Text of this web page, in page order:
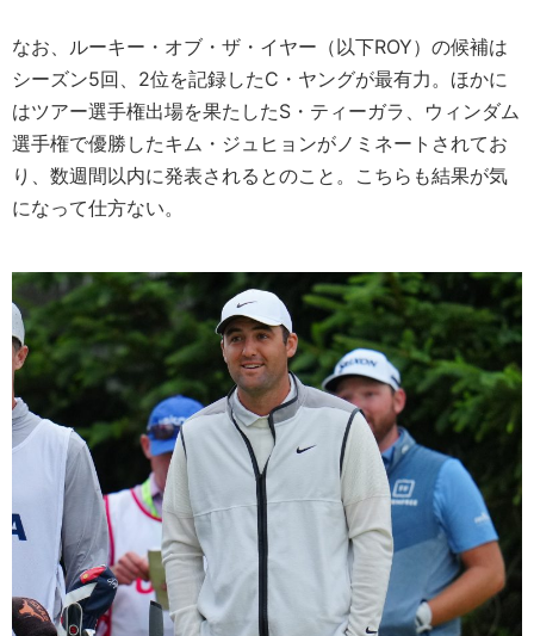
なお、ルーキー・オブ・ザ・イヤー（以下ROY）の候補は
シーズン5回、2位を記録したC・ヤングが最有力。ほかに
はツアー選手権出場を果たしたS・ティーガラ、ウィンダム
選手権で優勝したキム・ジュヒョンがノミネートされてお
り、数週間以内に発表されるとのこと。こちらも結果が気
になって仕方ない。